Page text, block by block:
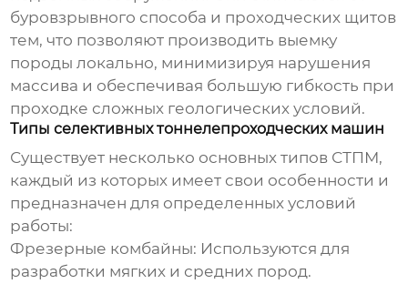
буровзрывного способа и проходческих щитов
тем, что позволяют производить выемку
породы локально, минимизируя нарушения
массива и обеспечивая большую гибкость при
проходке сложных геологических условий.
Типы селективных тоннелепроходческих машин
Существует несколько основных типов СТПМ,
каждый из которых имеет свои особенности и
предназначен для определенных условий
работы:
Фрезерные комбайны: Используются для
разработки мягких и средних пород.